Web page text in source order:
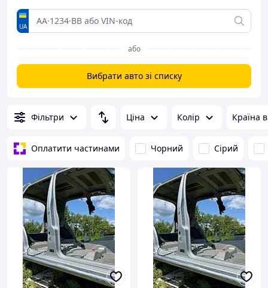
UA
або
Вибрати авто зі списку
Фільтри Ціна Колір Країна
Оплатити частинами Чорний Сірий